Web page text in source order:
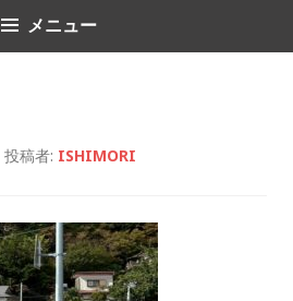
メニュー
投稿者: ISHIMORI